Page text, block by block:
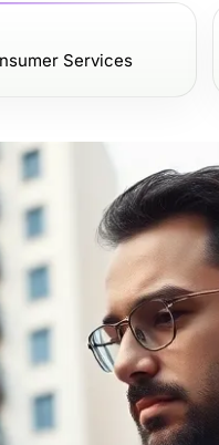
Services